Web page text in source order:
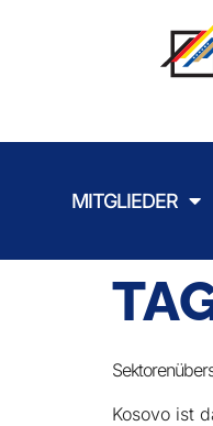
MITGLIEDER
Kosovo ist